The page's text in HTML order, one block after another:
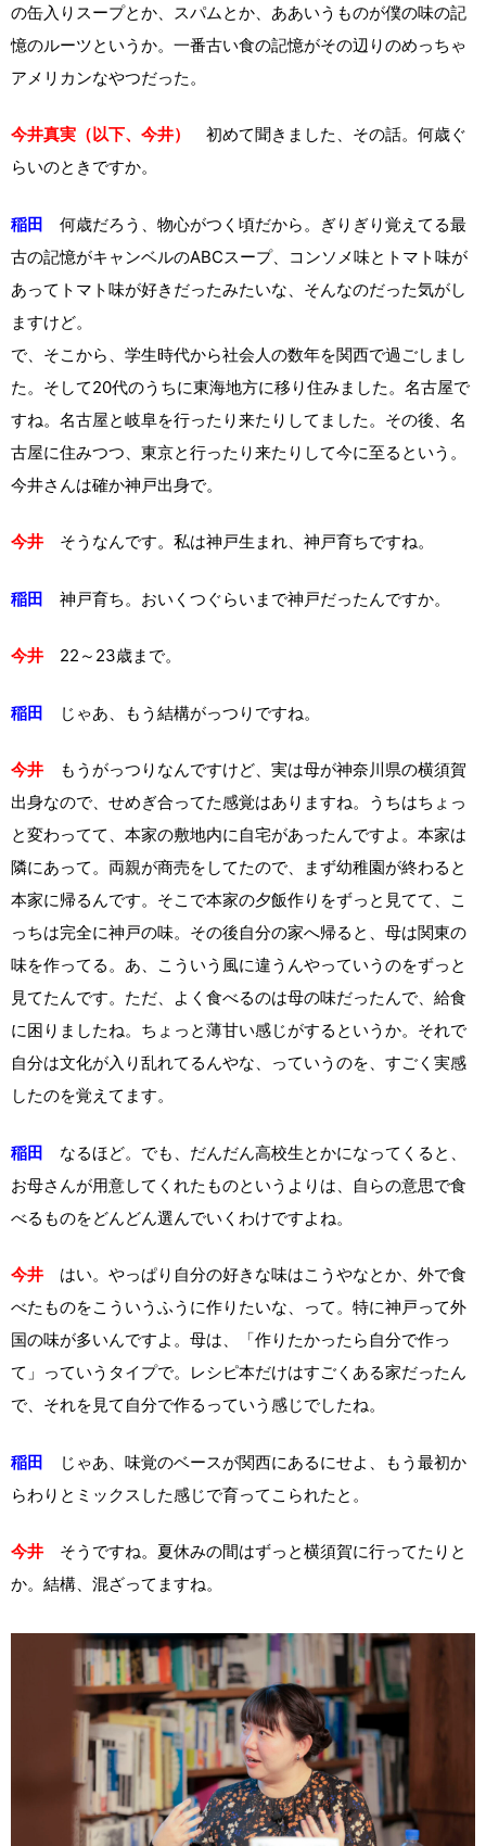
の缶入りスープとか、スパムとか、ああいうものが僕の味の記
憶のルーツというか。一番古い食の記憶がその辺りのめっちゃ
アメリカンなやつだった。
今井真実（以下、今井）
初めて聞きました、その話。何歳ぐ
らいのときですか。
稲田 何歳だろう、物心がつく頃だから。ぎりぎり覚えてる最
古の記憶がキャンベルのABCスープ、コンソメ味とトマト味が
あってトマト味が好きだったみたいな、そんなのだった気がし
ますけど。
で、そこから、学生時代から社会人の数年を関西で過ごしまし
た。そして20代のうちに東海地方に移り住みました。名古屋で
すね。名古屋と岐阜を行ったり来たりしてました。その後、名
古屋に住みつつ、東京と行ったり来たりして今に至るという。
今井さんは確か神戸出身で。
今井 そうなんです。私は神戸生まれ、神戸育ちですね。
稲田 神戸育ち。おいくつぐらいまで神戸だったんですか。
今井 22～23歳まで。
稲田 じゃあ、もう結構がっつりですね。
今井 もうがっつりなんですけど、実は母が神奈川県の横須賀
出身なので、せめぎ合ってた感覚はありますね。うちはちょっ
と変わってて、本家の敷地内に自宅があったんですよ。本家は
隣にあって。両親が商売をしてたので、まず幼稚園が終わると
本家に帰るんです。そこで本家の夕飯作りをずっと見てて、こ
っちは完全に神戸の味。その後自分の家へ帰ると、母は関東の
味を作ってる。あ、こういう風に違うんやっていうのをずっと
見てたんです。ただ、よく食べるのは母の味だったんで、給食
に困りましたね。ちょっと薄甘い感じがするというか。それで
自分は文化が入り乱れてるんやな、っていうのを、すごく実感
したのを覚えてます。
稲田 なるほど。でも、だんだん高校生とかになってくると、
お母さんが用意してくれたものというよりは、自らの意思で食
べるものをどんどん選んでいくわけですよね。
今井 はい。やっぱり自分の好きな味はこうやなとか、外で食
べたものをこういうふうに作りたいな、って。特に神戸って外
国の味が多いんですよ。母は、「作りたかったら自分で作っ
て」っていうタイプで。レシピ本だけはすごくある家だったん
で、それを見て自分で作るっていう感じでしたね。
稲田 じゃあ、味覚のベースが関西にあるにせよ、もう最初か
らわりとミックスした感じで育ってこられたと。
今井 そうですね。夏休みの間はずっと横須賀に行ってたりと
か。結構、混ざってますね。